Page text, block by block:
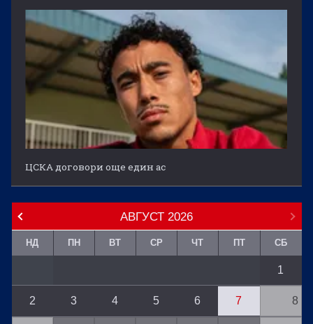
ЦСКА договори още един ас
АВГУСТ 2026
НД ПН ВТ СР ЧТ ПТ СБ
1
2 3 4 5 6 7 8